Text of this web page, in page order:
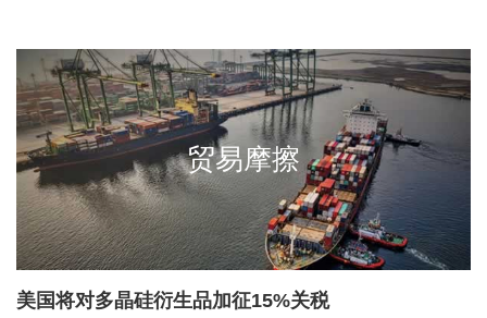
贸易摩擦
美国将对多晶硅衍生品加征15%关税